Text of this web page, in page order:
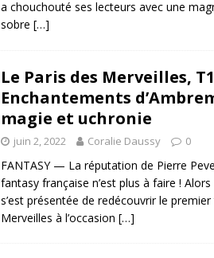
a chouchouté ses lecteurs avec une
sobre […]
Le Paris des Merveilles,
Enchantements
magie et uchronie
juin 2, 2022 Coralie Daussy 0
FANTASY — La réputation de Pierre
fantasy française n’est plus à faire !
s’est présentée de redécouvrir le
Merveilles à l’occasion […]